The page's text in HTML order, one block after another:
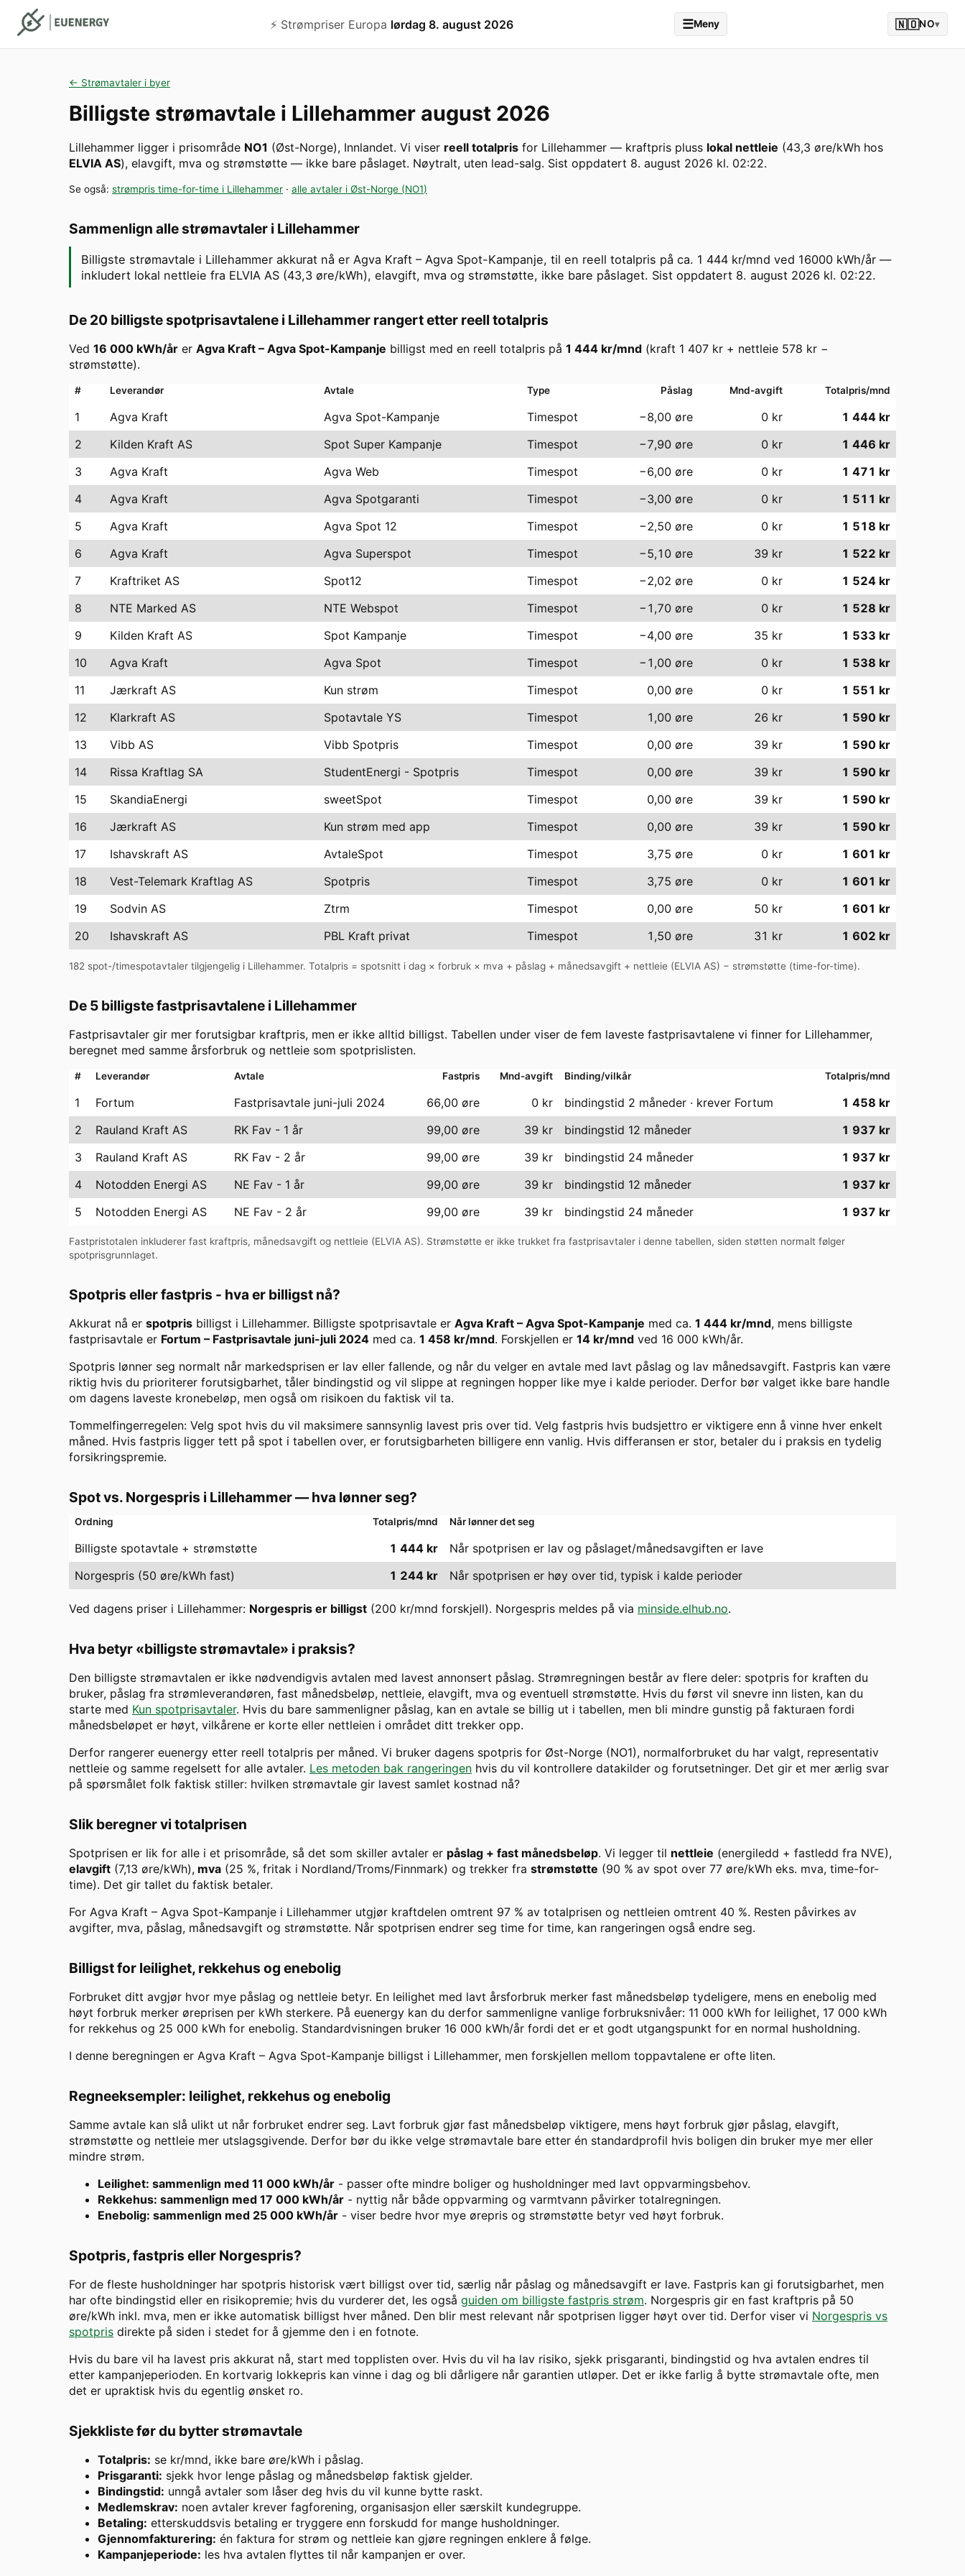
⚡️ Strømpriser Europa lørdag 8. august 2026 ☰Meny 🇳🇴NO▾
← Strømavtaler i byer
Billigste strømavtale i Lillehammer august 2026
Lillehammer ligger i prisområde NO1 (Øst-Norge), Innlandet. Vi viser reell totalpris for Lillehammer — kraftpris pluss lokal nettleie (43,3 øre/kWh hos
ELVIA AS), elavgift, mva og strømstøtte — ikke bare påslaget. Nøytralt, uten lead-salg. Sist oppdatert 8. august 2026 kl. 02:22.
Se også: strømpris time-for-time i Lillehammer · alle avtaler i Øst-Norge (NO1)
Sammenlign alle strømavtaler i Lillehammer
Billigste strømavtale i Lillehammer akkurat nå er Agva Kraft – Agva Spot-Kampanje, til en reell totalpris på ca. 1 444 kr/mnd ved 16000 kWh/år —
inkludert lokal nettleie fra ELVIA AS (43,3 øre/kWh), elavgift, mva og strømstøtte, ikke bare påslaget. Sist oppdatert 8. august 2026 kl. 02:22.
De 20 billigste spotprisavtalene i Lillehammer rangert etter reell totalpris
Ved 16 000 kWh/år er Agva Kraft – Agva Spot-Kampanje billigst med en reell totalpris på 1 444 kr/mnd (kraft 1 407 kr + nettleie 578 kr −
strømstøtte).
# Leverandør Avtale Type Påslag Mnd-avgift Totalpris/mnd
1 Agva Kraft Agva Spot-Kampanje Timespot −8,00 øre 0 kr 1 444 kr
2
Kilden Kraft AS Spot Super Kampanje Timespot −7,90 øre 0 kr 1 446 kr
3
Agva Kraft Agva Web Timespot −6,00 øre 0 kr 1 471 kr
4
Agva Kraft Agva Spotgaranti Timespot −3,00 øre 0 kr 1 511 kr
5
Agva Kraft Agva Spot 12 Timespot −2,50 øre 0 kr 1 518 kr
6
Agva Kraft Agva Superspot Timespot −5,10 øre 39 kr 1 522 kr
7
Kraftriket AS Spot12 Timespot −2,02 øre 0 kr 1 524 kr
8
NTE Marked AS NTE Webspot Timespot −1,70 øre 0 kr 1 528 kr
9
Kilden Kraft AS Spot Kampanje Timespot −4,00 øre 35 kr 1 533 kr
10
Agva Kraft Agva Spot Timespot −1,00 øre 0 kr 1 538 kr
11
Jærkraft AS Kun strøm Timespot 0,00 øre 0 kr 1 551 kr
12
Klarkraft AS Spotavtale YS Timespot 1,00 øre 26 kr 1 590 kr
13
Vibb AS Vibb Spotpris Timespot 0,00 øre 39 kr 1 590 kr
14
Rissa Kraftlag SA StudentEnergi - Spotpris Timespot 0,00 øre 39 kr 1 590 kr
15
SkandiaEnergi sweetSpot Timespot 0,00 øre 39 kr 1 590 kr
16
Jærkraft AS Kun strøm med app Timespot 0,00 øre 39 kr 1 590 kr
17
Ishavskraft AS AvtaleSpot Timespot 3,75 øre 0 kr 1 601 kr
18
Vest-Telemark Kraftlag AS Spotpris Timespot 3,75 øre 0 kr 1 601 kr
19
Sodvin AS Ztrm Timespot 0,00 øre 50 kr 1 601 kr
20
Ishavskraft AS PBL Kraft privat Timespot 1,50 øre 31 kr 1 602 kr
182 spot-/timespotavtaler tilgjengelig i Lillehammer. Totalpris = spotsnitt i dag × forbruk × mva + påslag + månedsavgift + nettleie (ELVIA AS) − strømstøtte (time-for-time).
De 5 billigste fastprisavtalene i Lillehammer
Fastprisavtaler gir mer forutsigbar kraftpris, men er ikke alltid billigst. Tabellen under viser de fem laveste fastprisavtalene vi finner for Lillehammer,
beregnet med samme årsforbruk og nettleie som spotprislisten.
# Leverandør Avtale Fastpris Mnd-avgift Binding/vilkår Totalpris/mnd
1 Fortum Fastprisavtale juni-juli 2024 66,00 øre 0 kr bindingstid 2 måneder · krever Fortum 1 458 kr
2
Rauland Kraft AS RK Fav - 1 år 99,00 øre 39 kr bindingstid 12 måneder 1 937 kr
3
Rauland Kraft AS RK Fav - 2 år 99,00 øre 39 kr bindingstid 24 måneder 1 937 kr
4
Notodden Energi AS NE Fav - 1 år 99,00 øre 39 kr bindingstid 12 måneder 1 937 kr
5
Notodden Energi AS NE Fav - 2 år 99,00 øre 39 kr bindingstid 24 måneder 1 937 kr
Fastpristotalen inkluderer fast kraftpris, månedsavgift og nettleie (ELVIA AS). Strømstøtte er ikke trukket fra fastprisavtaler i denne tabellen, siden støtten normalt følger
spotprisgrunnlaget.
Spotpris eller fastpris - hva er billigst nå?
Akkurat nå er spotpris billigst i Lillehammer. Billigste spotprisavtale er Agva Kraft – Agva Spot-Kampanje med ca. 1 444 kr/mnd, mens billigste
fastprisavtale er Fortum – Fastprisavtale juni-juli 2024 med ca. 1 458 kr/mnd. Forskjellen er 14 kr/mnd ved 16 000 kWh/år.
Spotpris lønner seg normalt når markedsprisen er lav eller fallende, og når du velger en avtale med lavt påslag og lav månedsavgift. Fastpris kan være
riktig hvis du prioriterer forutsigbarhet, tåler bindingstid og vil slippe at regningen hopper like mye i kalde perioder. Derfor bør valget ikke bare handle
om dagens laveste kronebeløp, men også om risikoen du faktisk vil ta.
Tommelfingerregelen: Velg spot hvis du vil maksimere sannsynlig lavest pris over tid. Velg fastpris hvis budsjettro er viktigere enn å vinne hver enkelt
måned. Hvis fastpris ligger tett på spot i tabellen over, er forutsigbarheten billigere enn vanlig. Hvis differansen er stor, betaler du i praksis en tydelig
forsikringspremie.
Spot vs. Norgespris i Lillehammer— hva lønner seg?
Ordning Totalpris/mnd Når lønner det seg
Billigste spotavtale + strømstøtte 1 444 kr
Når spotprisen er lav og påslaget/månedsavgiften er lave
Norgespris (50 øre/kWh fast)
1 244 kr Når spotprisen er høy over tid, typisk i kalde perioder
Ved dagens priser i Lillehammer: Norgespris er billigst (200 kr/mnd forskjell). Norgespris meldes på via minside.elhub.no.
Hva betyr «billigste strømavtale» i praksis?
Den billigste strømavtalen er ikke nødvendigvis avtalen med lavest annonsert påslag. Strømregningen består av flere deler: spotpris for kraften du
bruker, påslag fra strømleverandøren, fast månedsbeløp, nettleie, elavgift, mva og eventuell strømstøtte. Hvis du først vil snevre inn listen, kan du
starte med Kun spotprisavtaler. Hvis du bare sammenligner påslag, kan en avtale se billig ut i tabellen, men bli mindre gunstig på fakturaen fordi
månedsbeløpet er høyt, vilkårene er korte eller nettleien i området ditt trekker opp.
Derfor rangerer euenergy etter reell totalpris per måned. Vi bruker dagens spotpris for Øst-Norge (NO1), normalforbruket du har valgt, representativ
nettleie og samme regelsett for alle avtaler. Les metoden bak rangeringen hvis du vil kontrollere datakilder og forutsetninger. Det gir et mer ærlig svar
på spørsmålet folk faktisk stiller: hvilken strømavtale gir lavest samlet kostnad nå?
Slik beregner vi totalprisen
Spotprisen er lik for alle i et prisområde, så det som skiller avtaler er påslag + fast månedsbeløp. Vi legger til nettleie (energiledd + fastledd fra NVE),
elavgift (7,13 øre/kWh), mva (25 %, fritak i Nordland/Troms/Finnmark) og trekker fra strømstøtte (90 % av spot over 77 øre/kWh eks. mva, time-for-
time). Det gir tallet du faktisk betaler.
For Agva Kraft – Agva Spot-Kampanje i Lillehammer utgjør kraftdelen omtrent 97 % av totalprisen og nettleien omtrent 40 %. Resten påvirkes av
avgifter, mva, påslag, månedsavgift og strømstøtte. Når spotprisen endrer seg time for time, kan rangeringen også endre seg.
Billigst for leilighet, rekkehus og enebolig
Forbruket ditt avgjør hvor mye påslag og nettleie betyr. En leilighet med lavt årsforbruk merker fast månedsbeløp tydeligere, mens en enebolig med
høyt forbruk merker øreprisen per kWh sterkere. På euenergy kan du derfor sammenligne vanlige forbruksnivåer: 11 000 kWh for leilighet, 17 000 kWh
for rekkehus og 25 000 kWh for enebolig. Standardvisningen bruker 16 000 kWh/år fordi det er et godt utgangspunkt for en normal husholdning.
I denne beregningen er Agva Kraft – Agva Spot-Kampanje billigst i Lillehammer, men forskjellen mellom toppavtalene er ofte liten.
Regneeksempler: leilighet, rekkehus og enebolig
Samme avtale kan slå ulikt ut når forbruket endrer seg. Lavt forbruk gjør fast månedsbeløp viktigere, mens høyt forbruk gjør påslag, elavgift,
strømstøtte og nettleie mer utslagsgivende. Derfor bør du ikke velge strømavtale bare etter én standardprofil hvis boligen din bruker mye mer eller
mindre strøm.
Leilighet: sammenlign med 11 000 kWh/år - passer ofte mindre boliger og husholdninger med lavt oppvarmingsbehov.
Rekkehus: sammenlign med 17 000 kWh/år - nyttig når både oppvarming og varmtvann påvirker totalregningen.
Enebolig: sammenlign med 25 000 kWh/år - viser bedre hvor mye ørepris og strømstøtte betyr ved høyt forbruk.
Spotpris, fastpris eller Norgespris?
For de fleste husholdninger har spotpris historisk vært billigst over tid, særlig når påslag og månedsavgift er lave. Fastpris kan gi forutsigbarhet, men
har ofte bindingstid eller en risikopremie; hvis du vurderer det, les også guiden om billigste fastpris strøm. Norgespris gir en fast kraftpris på 50
øre/kWh inkl. mva, men er ikke automatisk billigst hver måned. Den blir mest relevant når spotprisen ligger høyt over tid. Derfor viser vi Norgespris vs
spotpris direkte på siden i stedet for å gjemme den i en fotnote.
Hvis du bare vil ha lavest pris akkurat nå, start med topplisten over. Hvis du vil ha lav risiko, sjekk prisgaranti, bindingstid og hva avtalen endres til
etter kampanjeperioden. En kortvarig lokkepris kan vinne i dag og bli dårligere når garantien utløper. Det er ikke farlig å bytte strømavtale ofte, men
det er upraktisk hvis du egentlig ønsket ro.
Sjekkliste før du bytter strømavtale
Totalpris: se kr/mnd, ikke bare øre/kWh i påslag.
Prisgaranti: sjekk hvor lenge påslag og månedsbeløp faktisk gjelder.
Bindingstid: unngå avtaler som låser deg hvis du vil kunne bytte raskt.
Medlemskrav: noen avtaler krever fagforening, organisasjon eller særskilt kundegruppe.
Betaling: etterskuddsvis betaling er tryggere enn forskudd for mange husholdninger.
Gjennomfakturering: én faktura for strøm og nettleie kan gjøre regningen enklere å følge.
Kampanjeperiode: les hva avtalen flyttes til når kampanjen er over.